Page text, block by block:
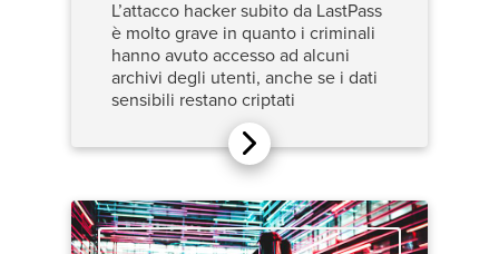
L’attacco hacker subito da LastPass
è molto grave in quanto i criminali
hanno avuto accesso ad alcuni
archivi degli utenti, anche se i dati
sensibili restano criptati